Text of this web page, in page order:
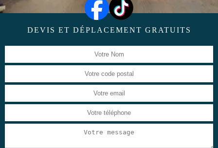
DEVIS ET DÉPLACEMENT GRATUITS